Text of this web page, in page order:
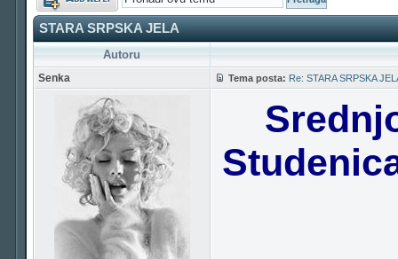
STARA SRPSKA JELA
Autoru
Senka Tema posta: Re: STARA SRPSKA